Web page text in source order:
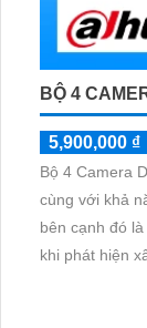
BỘ 4
5,900,000 ₫
Bộ 4 Camera
cùng với khả
bên cạnh đó
khi phát hiện